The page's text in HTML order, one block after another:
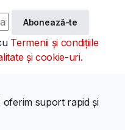
Abonează-te
Termenii și condițiile
și cookie-uri.
oferim suport rapid și